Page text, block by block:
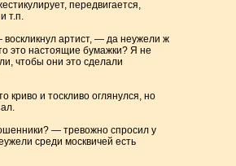
передвигается,
т.п.
артист, — да неужели ж
это настоящие бумажки? Я не
чтобы они это сделали
криво и тоскливо оглянулся, но
— тревожно спросил у
среди москвичей есть